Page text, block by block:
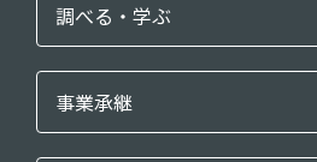
調べる・学ぶ
事業承継